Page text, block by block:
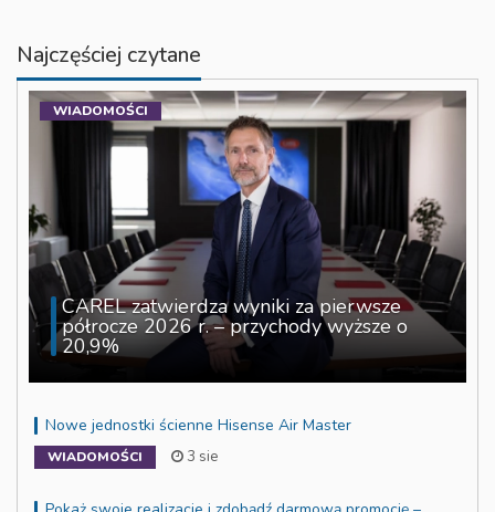
Najczęściej czytane
CAREL zatwierdza wyniki za pierwsze
półrocze 2026 r. – przychody wyższe o
20,9%
WIADOMOŚCI
Nowe jednostki ścienne Hisense Air Master
WIADOMOŚCI 3 sie